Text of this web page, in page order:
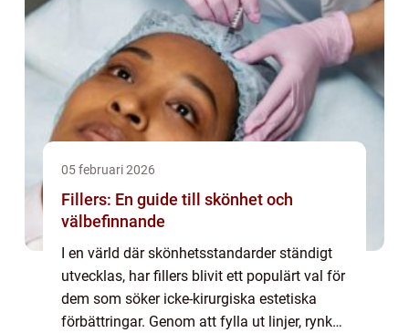
05 februari 2026
Fillers: En guide till skönhet och
välbefinnande
I en värld där skönhetsstandarder ständigt
utvecklas, har fillers blivit ett populärt val för
dem som söker icke-kirurgiska estetiska
förbättringar. Genom att fylla ut linjer, rynkor